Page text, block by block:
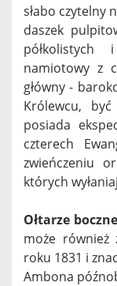
słabo czytelny
daszek
namiotowy z
główny -
Królewcu,
posiada
czterech
zwieńczeniu
których
Ołtarze boczne
może również
roku 1831 i
Ambona